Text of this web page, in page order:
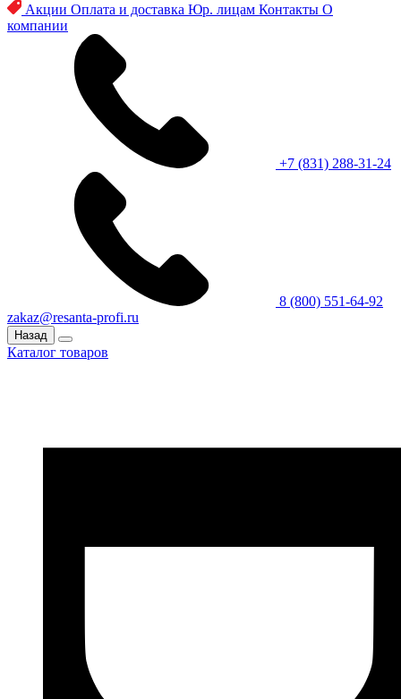
Акции Оплата и доставка Юр. лицам Контакты О
компании
+7 (831) 288-31-24
8 (800) 551-64-92
zakaz@resanta-profi.ru
Назад
Каталог товаров